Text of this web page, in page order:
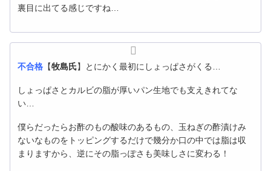
裏目に出てる感じですね…
不合格 【牧島氏】とにかく最初にしょっぱさがくる…
しょっぱさとカルビの脂が厚いパン生地でも支えきれてな
い…
僕らだったらお酢のもの酸味のあるもの、玉ねぎの酢漬けみ
ないなものをトッピングするだけで幾分か口の中では脂は収
まりますから、逆にその脂っぽさも美味しさに変わる！